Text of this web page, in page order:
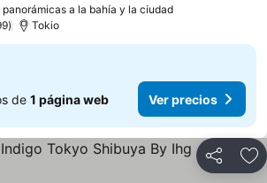
panorámicas a la bahía y la ciudad
Tokio
de 1 página web Ver precios
Compartir